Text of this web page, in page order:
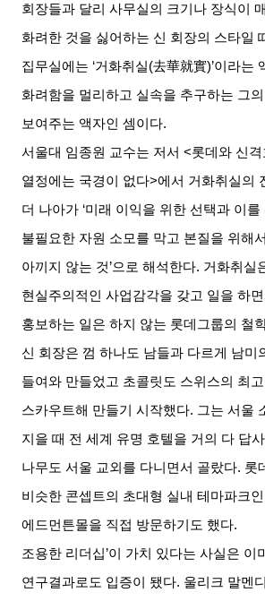
회장들과 달리 사무실의 크기나 장식이
화려한 것을 싫어하는 신 회장의 스타일
집무실에는 ‘거화취실(去華就實)’이라는
화려함을 멀리하고 실속을 추구하는 그
보여주는 액자인 셈이다.
서울대 임종원 교수는 저서 <롯데와 신격
열정에는 국경이 없다>에서 거화취실의
더 나아가 ‘미래 이익을 위한 선택과 이를
불필요한 자원 소모를 막고 본질을 위해
아끼지 않는 것’으로 해석한다. 거화취실
현실주의적인 사업감각을 갖고 일을 하
홍보하는 일은 하지 않는 롯데그룹의 철
신 회장은 껌 하나도 남들과 다르게 남미
들여와 만들었고 초콜릿도 스위스의 최
스카우트해 만들기 시작했다. 그는 서울
지을 때 전 세계 유명 호텔을 거의 다 답
나무도 서울 교외를 다니면서 골랐다. 롯
비슷한 콘셉트의 초대형 실내 테마파크
에드먼튼몰을 직접 방문하기도 했다.
조용한 리더십’이 가치 있다는 사실은 이
연구결과로도 입증이 됐다. 울리크 말멘